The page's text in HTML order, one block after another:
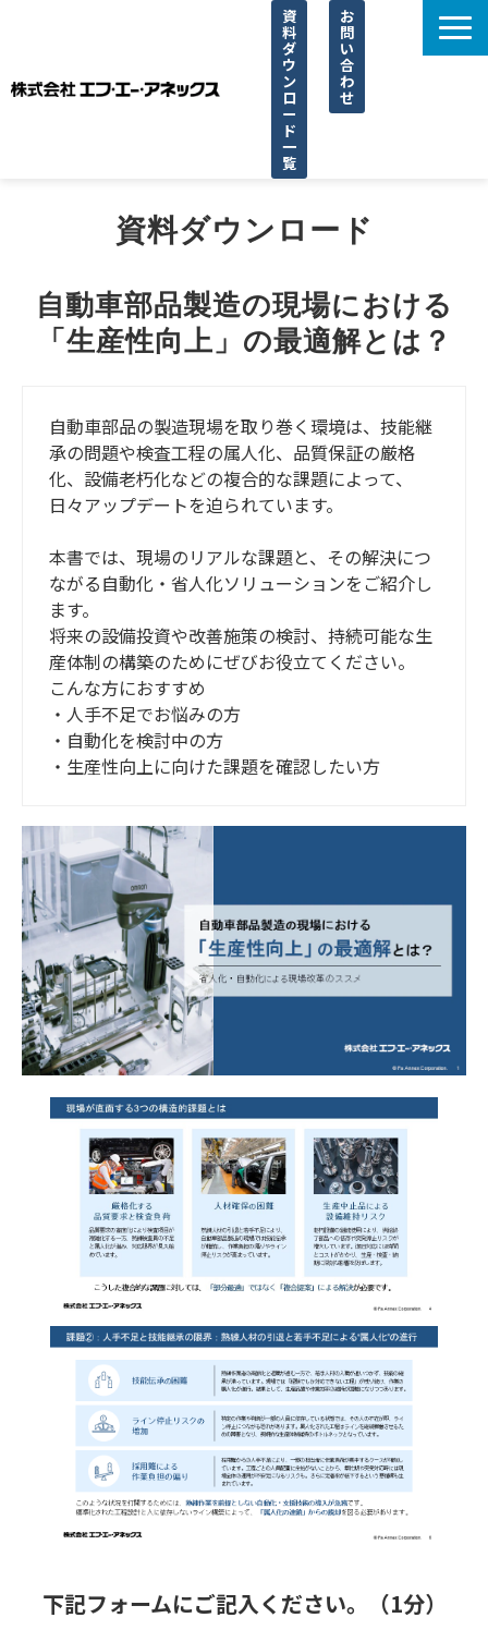
資
料
ダ
ウ
ン
ロ
ー
ド
一
覧
お
問
い
合
わ
せ
サービス一覧
導入事例
ブログ
資料ダウンロード
自動車部品製造の現場における
「生産性向上」の最適解とは？
自動車部品の製造現場を取り巻く環境は、技能継
承の問題や検査工程の属人化、品質保証の厳格
化、設備老朽化などの複合的な課題によって、
日々アップデートを迫られています。
本書では、現場のリアルな課題と、その解決につ
ながる自動化・省人化ソリューションをご紹介し
ます。
将来の設備投資や改善施策の検討、持続可能な生
産体制の構築のためにぜびお役立てください。
こんな方におすすめ
・ 人手不足でお悩みの方
・ 自動化を検討中の方
・ 生産性向上に向けた課題を確認したい方
下記フォームにご記入ください。（1分）